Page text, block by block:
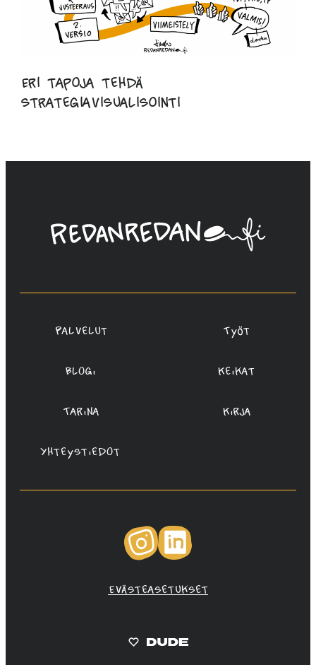
Eri tapoja tehdä
strategiavisualisointi
Linda
Saukko-
Oy
Palvelut Työt
Blogi Keikat
Tarina Kirja
Yhteystiedot
Instagram
Evästeasetukset